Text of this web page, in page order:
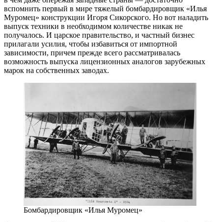
вспомнить первый в мире тяжелый бомбардировщик «Илья
Муромец» конструкции Игоря Сикорского. Но вот наладить
выпуск техники в необходимом количестве никак не
получалось. И царское правительство, и частный бизнес
прилагали усилия, чтобы избавиться от импортной
зависимости, причем прежде всего рассматривалась
возможность выпуска лицензионных аналогов зарубежных
марок на собственных заводах.
Бомбардировщик «Илья Муромец»